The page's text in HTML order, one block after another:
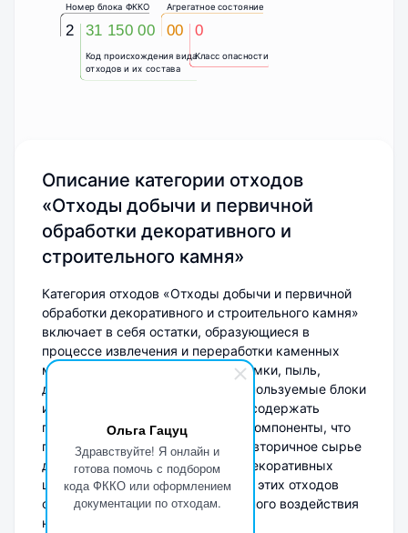
Ольга Гацуц
Здравствуйте! Я онлайн и
готова помочь с подбором
кода ФККО или оформлением
документации по отходам.
2
Номер блока ФККО
Код происхождения вида
отходов и их состава
31 150 00
Агрегатное состояние
00
Класс опасности
0
Описание категории отходов
«Отходы добычи и первичной
обработки декоративного и
строительного камня»
Категория отходов «Отходы добычи и первичной
обработки декоративного и строительного камня»
включает в себя остатки, образующиеся в
процессе извлечения и переработки каменных
материалов. Это могут быть обломки, пыль,
дробленая порода, а также неиспользуемые блоки
и заготовки. Такие отходы могут содержать
природные минералы и ценные компоненты, что
позволяет рассматривать их как вторичное сырье
для различных строительных и декоративных
целей. Утилизация и переработка этих отходов
способствуют снижению негативного воздействия
на окружающую среду.